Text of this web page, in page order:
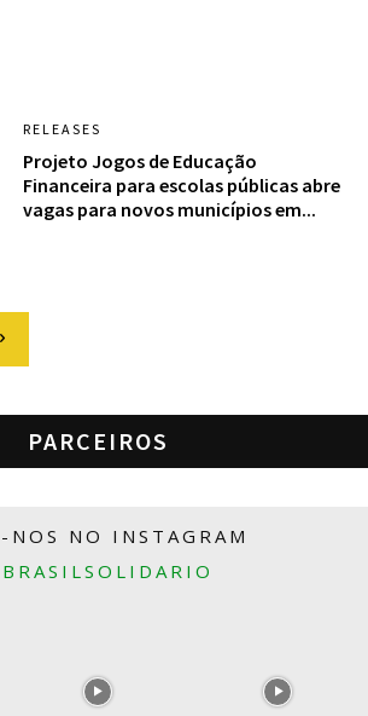
RELEASES
Projeto Jogos de Educação
Financeira para escolas públicas abre
vagas para novos municípios em...
PARCEIROS
NOS NO INSTAGRAM